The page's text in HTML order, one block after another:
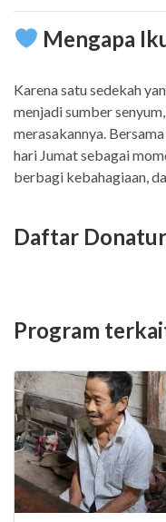
Mengapa
Karena satu sedekah
menjadi sumber
merasakannya.
hari Jumat sebagai
berbagi kebahagiaan,
Daftar Donatur
Program